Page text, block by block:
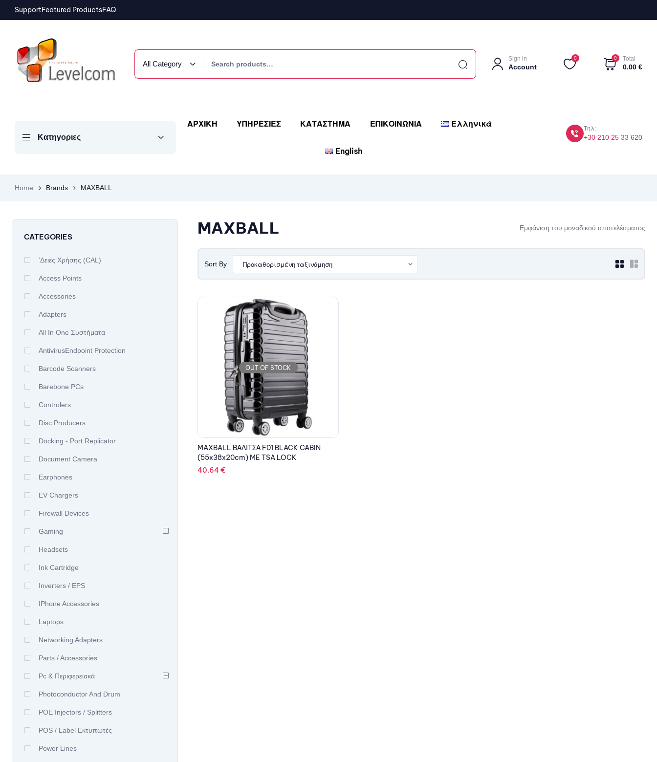
SupportFeatured ProductsFAQ
All Category
Sign in
Account
0 0 Total
0.00 €
Κατηγοριες
ΑΡΧΙΚΗ ΥΠΗΡΕΣΙΕΣ ΚΑΤΑΣΤΗΜΑ ΕΠΙΚΟΙΝΩΝΙΑ Ελληνικά
English
Τηλ:
+30 210 25 33 620
Home Brands MAXBALL
MAXBALL Εμφάνιση του μοναδικού αποτελέσματος
Sort By
OUT OF STOCK
MAXBALL ΒΑΛΙΤΣΑ F01 BLACK CABIN
(55x38x20cm) ME TSA LOCK
40.64€
CATEGORIES
’δειες Χρήσης (CAL)
Access Points
Accessories
Adapters
All In One Συστήματα
AntivirusEndpoint Protection
Barcode Scanners
Barebone PCs
Controlers
Disc Producers
Docking - Port Replicator
Document Camera
Earphones
EV Chargers
Firewall Devices
Gaming
Headsets
Ink Cartridge
Inverters / EPS
IPhone Accessories
Laptops
Networking Adapters
Parts / Accessories
Pc & Περιφερειακά
Photoconductor And Drum
POE Injectors / Splitters
POS / Label Εκτυπωτές
Power Lines